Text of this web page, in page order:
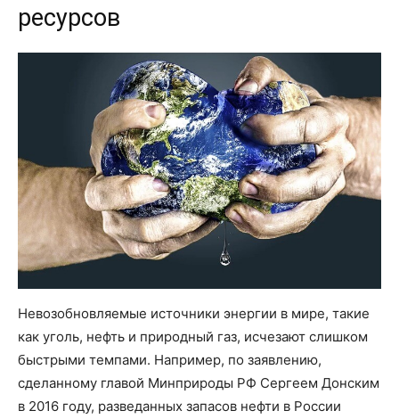
ресурсов
Невозобновляемые источники энергии в мире, такие
как уголь, нефть и природный газ, исчезают слишком
быстрыми темпами. Например, по заявлению,
сделанному главой Минприроды РФ Сергеем Донским
в 2016 году, разведанных запасов нефти в России